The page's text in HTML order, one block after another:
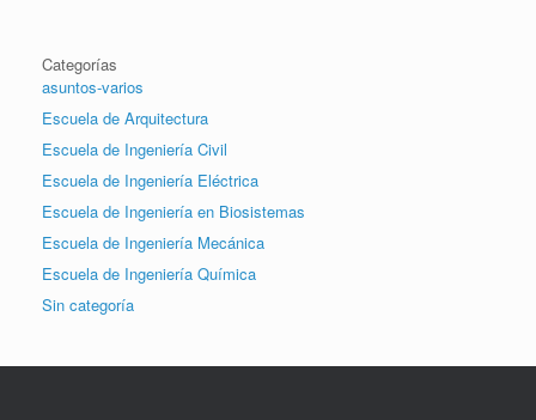
Categorías
asuntos-varios
Escuela de Arquitectura
Escuela de Ingeniería Civil
Escuela de Ingeniería Eléctrica
Escuela de Ingeniería en Biosistemas
Escuela de Ingeniería Mecánica
Escuela de Ingeniería Química
Sin categoría